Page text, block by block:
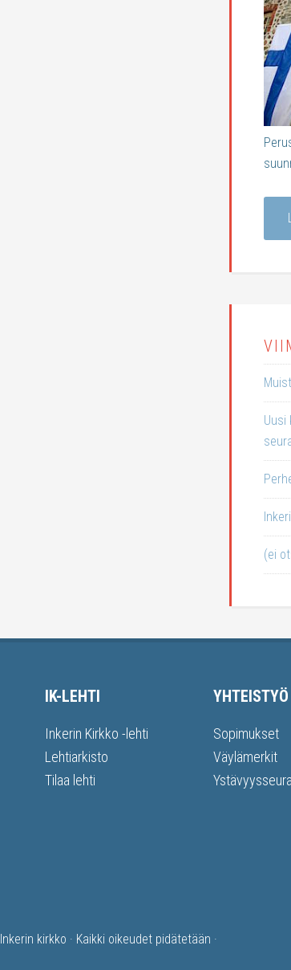
Uusi
(ei
IK-LEHTI
Inkerin Kirkko -lehti
Lehtiarkisto
Tilaa lehti
YHTEISTYÖ
Sopimukset
Väylämerkit
Inkerin kirkko · Kaikki oikeudet pidätetään ·